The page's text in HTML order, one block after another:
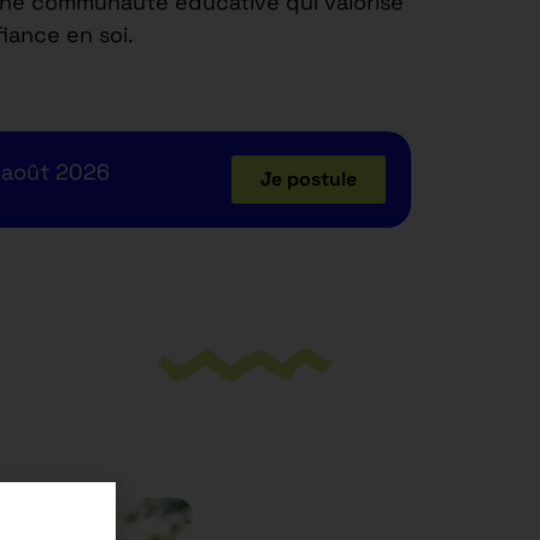
en soi.
2026 Je postule